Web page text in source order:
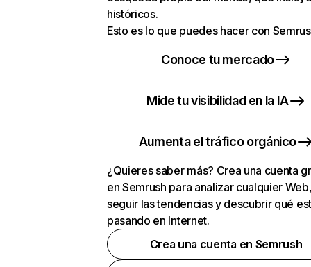
históricos.
Esto es lo que puedes hacer con
Conoce tu mercado
Mide tu visibilidad en la IA
Aumenta el tráfico orgánico
¿Quieres saber más? Crea una cuenta
en Semrush para analizar cualquier
seguir las tendencias y descubrir qué
pasando en Internet.
Crea una cuenta en Semrush